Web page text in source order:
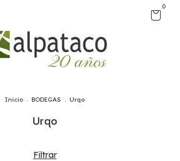
0
Inicio . BODEGAS . Urqo
Urqo
Filtrar